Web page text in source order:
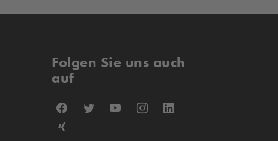
Folgen Sie uns auch
auf